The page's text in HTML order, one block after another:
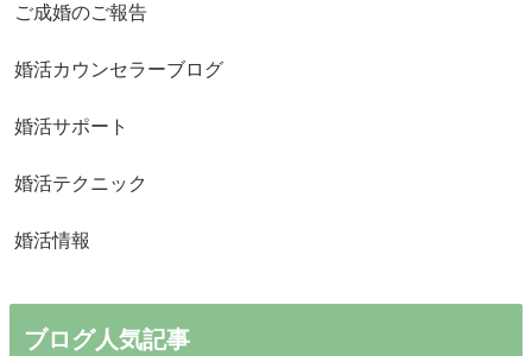
ご成婚のご報告
婚活カウンセラーブログ
婚活サポート
婚活テクニック
婚活情報
ブログ人気記事